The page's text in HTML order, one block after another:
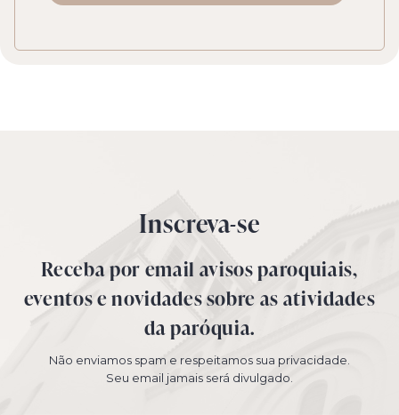
Inscreva-se
Receba por email avisos paroquiais,
eventos e novidades sobre as atividades
da paróquia.
Não enviamos spam e respeitamos sua privacidade.
Seu email jamais será divulgado.